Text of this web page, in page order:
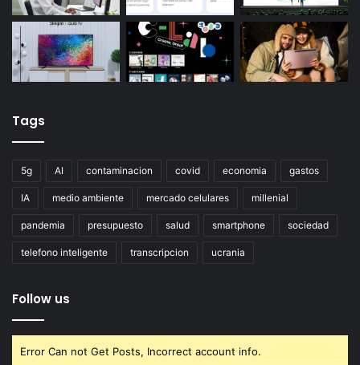
Tags
5g AI contaminacion covid economia gastos
IA medio ambiente mercado celulares millenial
pandemia presupuesto salud smartphone sociedad
telefono inteligente transcripcion ucrania
Follow us
Error Can not Get Posts, Incorrect account info.